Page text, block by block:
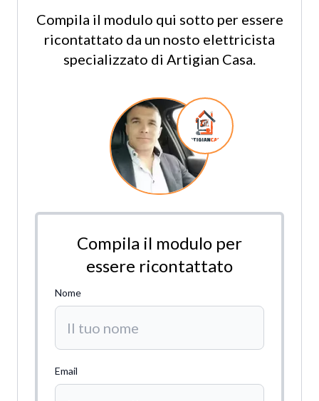
Compila il modulo qui sotto per essere
ricontattato da un nosto elettricista
specializzato di Artigian Casa.
Compila il modulo per
essere ricontattato
Nome
Email